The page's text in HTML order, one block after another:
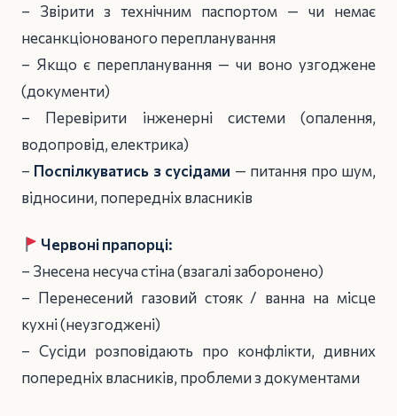
– Звірити з технічним паспортом — чи немає
несанкціонованого перепланування
– Якщо є перепланування — чи воно узгоджене
(документи)
– Перевірити інженерні системи (опалення,
водопровід, електрика)
– Поспілкуватись з сусідами — питання про шум,
відносини, попередніх власників
Червоні прапорці:
– Знесена несуча стіна (взагалі заборонено)
– Перенесений газовий стояк / ванна на місце
кухні (неузгоджені)
– Сусіди розповідають про конфлікти, дивних
попередніх власників, проблеми з документами